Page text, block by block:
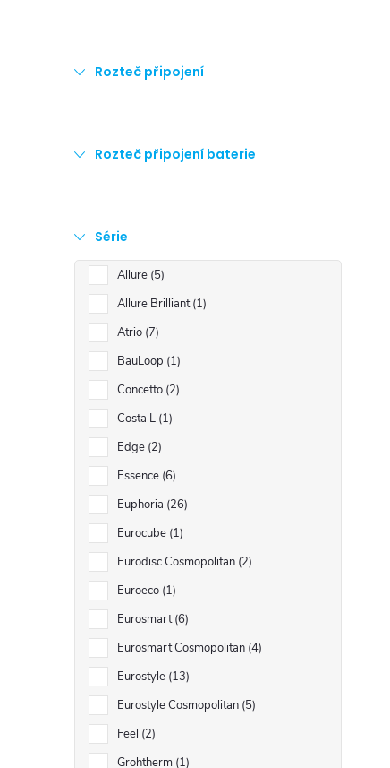
Rozteč připojení
Rozteč připojení baterie
Série
Allure 5
Allure Brilliant 1
Atrio 7
BauLoop 1
Concetto 2
Costa L 1
Edge 2
Essence 6
Euphoria 26
Eurocube 1
Eurodisc Cosmopolitan 2
Euroeco 1
Eurosmart 6
Eurosmart Cosmopolitan 4
Eurostyle 13
Eurostyle Cosmopolitan 5
Feel 2
Grohtherm 1